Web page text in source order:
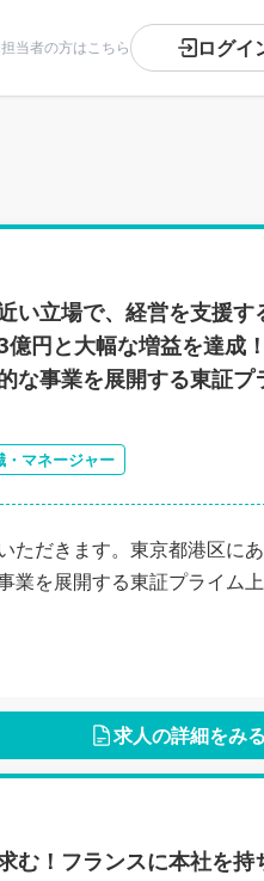
当者の方はこちら ログイ
い立場で、経営を支援す
円と大幅な増益を達成
な事業を展開する東証プ
・マネージャー
ただきます。東京都港区に
業を展開する東証プライム
求人の詳細をみる
む！フランスに本社を持